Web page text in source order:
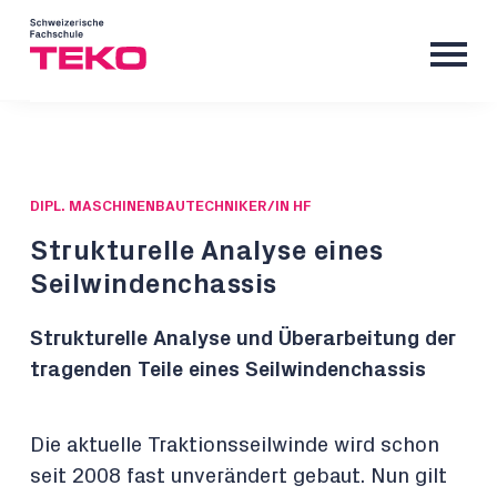
DIPL. MASCHINENBAUTECHNIKER/IN HF
Strukturelle Analyse eines
Seilwindenchassis
Strukturelle Analyse und Überarbeitung der
tragenden Teile eines Seilwindenchassis
Die aktuelle Traktionsseilwinde wird schon
seit 2008 fast unverändert gebaut. Nun gilt